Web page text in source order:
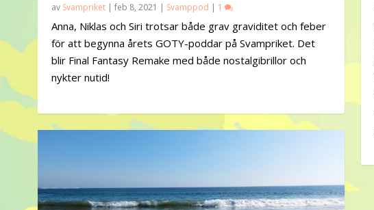
av Svampriket |feb 8, 2021 | Svamppod | 1
Anna, Niklas och Siri trotsar både grav graviditet och feber
för att begynna årets GOTY-poddar på Svampriket. Det
blir Final Fantasy Remake med både nostalgibrillor och
nykter nutid!